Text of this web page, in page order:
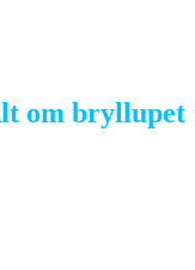
om bryllupet